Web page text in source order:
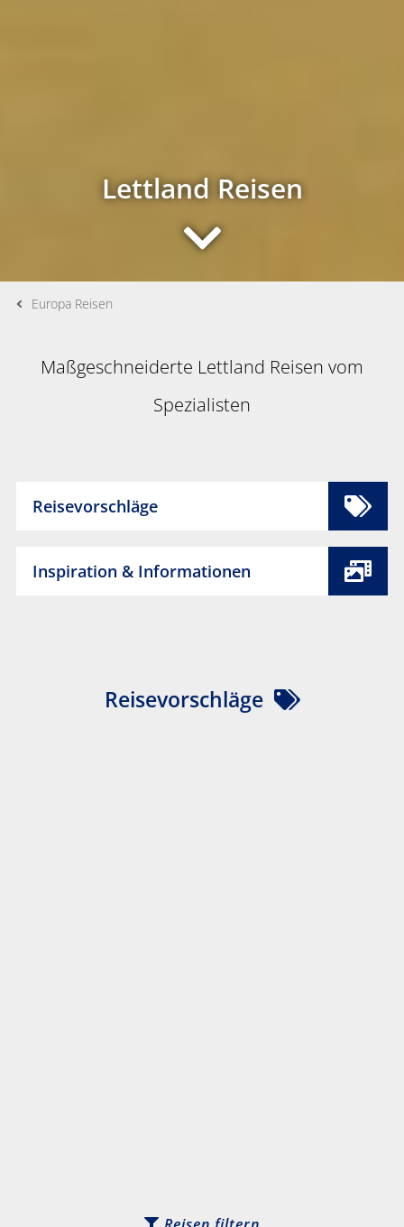
Lettland Reisen
Europa Reisen
Maßgeschneiderte Lettland Reisen vom
Spezialisten
Reisevorschläge
Inspiration & Informationen
Reisevorschläge